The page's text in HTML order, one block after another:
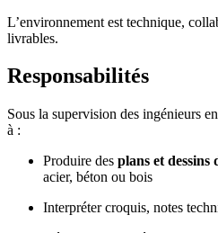
L’environnement est technique,
livrables.
Responsabilités
Sous la supervision des ingénieurs
à :
Produire des plans et dessins
acier, béton ou bois
Interpréter croquis, notes